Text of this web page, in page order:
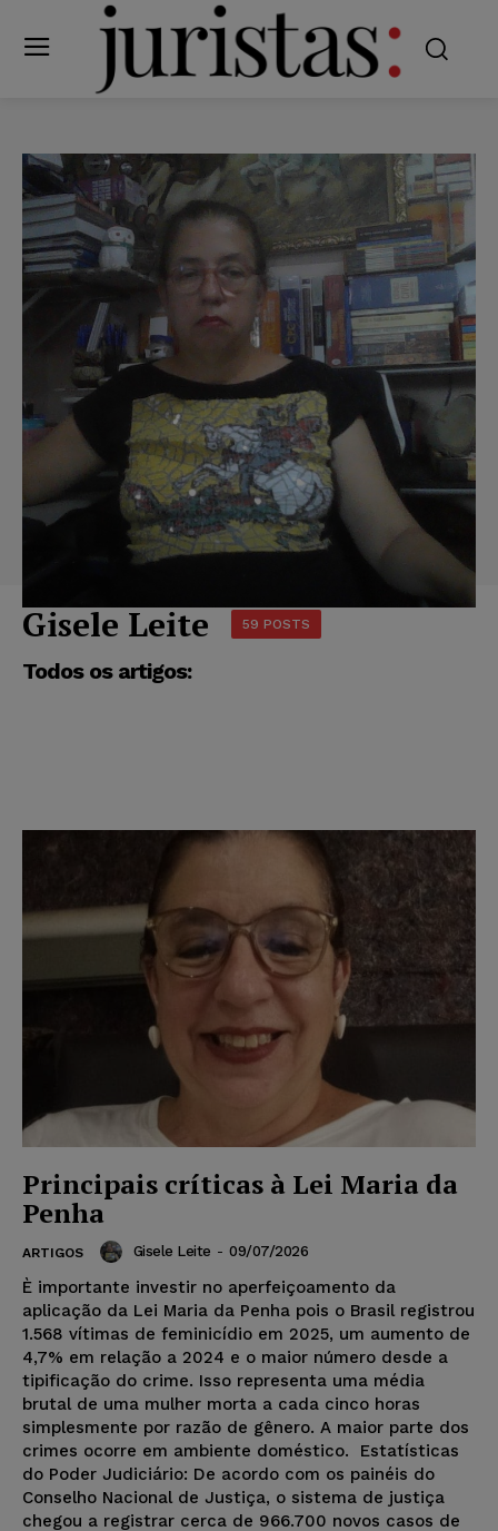
Gisele Leite 59 POSTS
Todos os artigos:
Principais críticas à Lei Maria da
Penha
ARTIGOS Gisele Leite - 09/07/2026
È importante investir no aperfeiçoamento da
aplicação da Lei Maria da Penha pois o Brasil registrou
1.568 vítimas de feminicídio em 2025, um aumento de
4,7% em relação a 2024 e o maior número desde a
tipificação do crime. Isso representa uma média
brutal de uma mulher morta a cada cinco horas
simplesmente por razão de gênero. A maior parte dos
crimes ocorre em ambiente doméstico. Estatísticas
do Poder Judiciário: De acordo com os painéis do
Conselho Nacional de Justiça, o sistema de justiça
chegou a registrar cerca de 966.700 novos casos de